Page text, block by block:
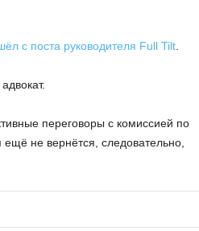
с поста руководителя Full Tilt.
переговоры с комиссией по
не вернётся, следовательно,